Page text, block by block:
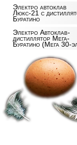
Электро автоклав
Люкс-21 с
Буратино
Электро Автоклав-
дистиллятор Мега-
Буратино (Мега 30-